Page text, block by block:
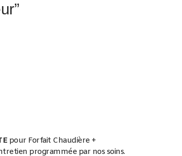
pour Forfait Chaudière +
programmée par nos soins.